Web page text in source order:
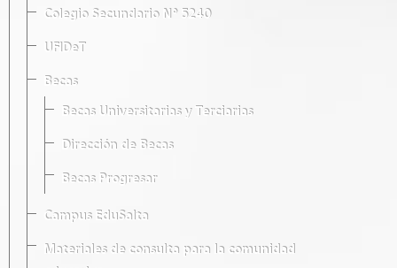
Colegio Secundario Nº 5240
UFIDeT
Becas
Becas Universitarias y Terciarias
Dirección de Becas
Becas Progresar
Campus EduSalta
Materiales de consulta para la comunidad